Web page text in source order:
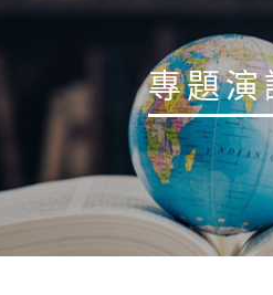
專題演